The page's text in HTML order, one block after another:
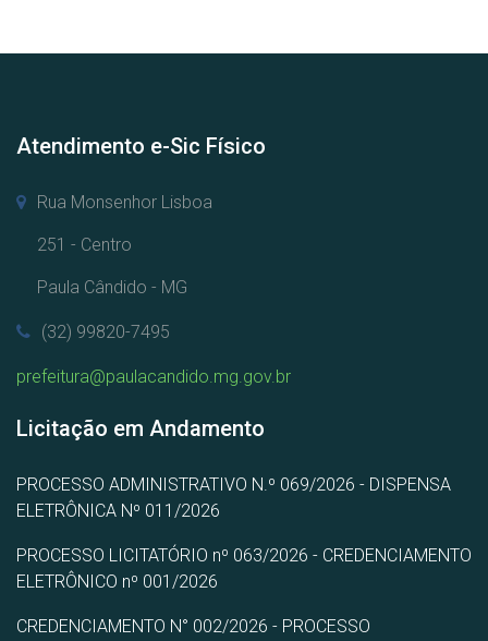
Atendimento e-Sic Físico
Rua Monsenhor Lisboa
251 - Centro
Paula Cândido - MG
(32) 99820-7495
prefeitura@paulacandido.mg.gov.br
Licitação em Andamento
PROCESSO ADMINISTRATIVO N.º 069/2026 - DISPENSA
ELETRÔNICA Nº 011/2026
PROCESSO LICITATÓRIO nº 063/2026 - CREDENCIAMENTO
ELETRÔNICO nº 001/2026
CREDENCIAMENTO N° 002/2026 - PROCESSO